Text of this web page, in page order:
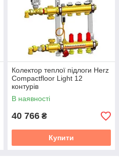
Колектор теплої підлоги Herz
Compactfloor Light 12
контурів
В наявності
40 766 ₴
Купити